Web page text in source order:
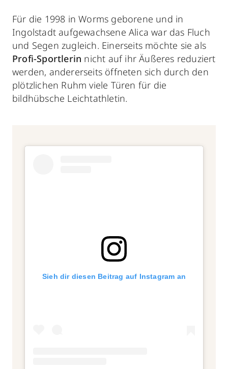
Für die 1998 in Worms geborene und in
Ingolstadt aufgewachsene Alica war das Fluch
und Segen zugleich. Einerseits möchte sie als
Profi-Sportlerin nicht auf ihr Äußeres reduziert
werden, andererseits öffneten sich durch den
plötzlichen Ruhm viele Türen für die
bildhübsche Leichtathletin.
Sieh dir diesen Beitrag auf Instagram an